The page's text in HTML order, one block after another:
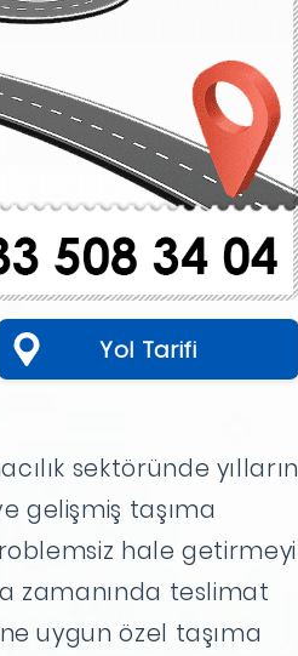
Yol Tarifi
sektöründe yılların
gelişmiş taşıma
hale getirmeyi
zamanında teslimat
uygun özel taşıma